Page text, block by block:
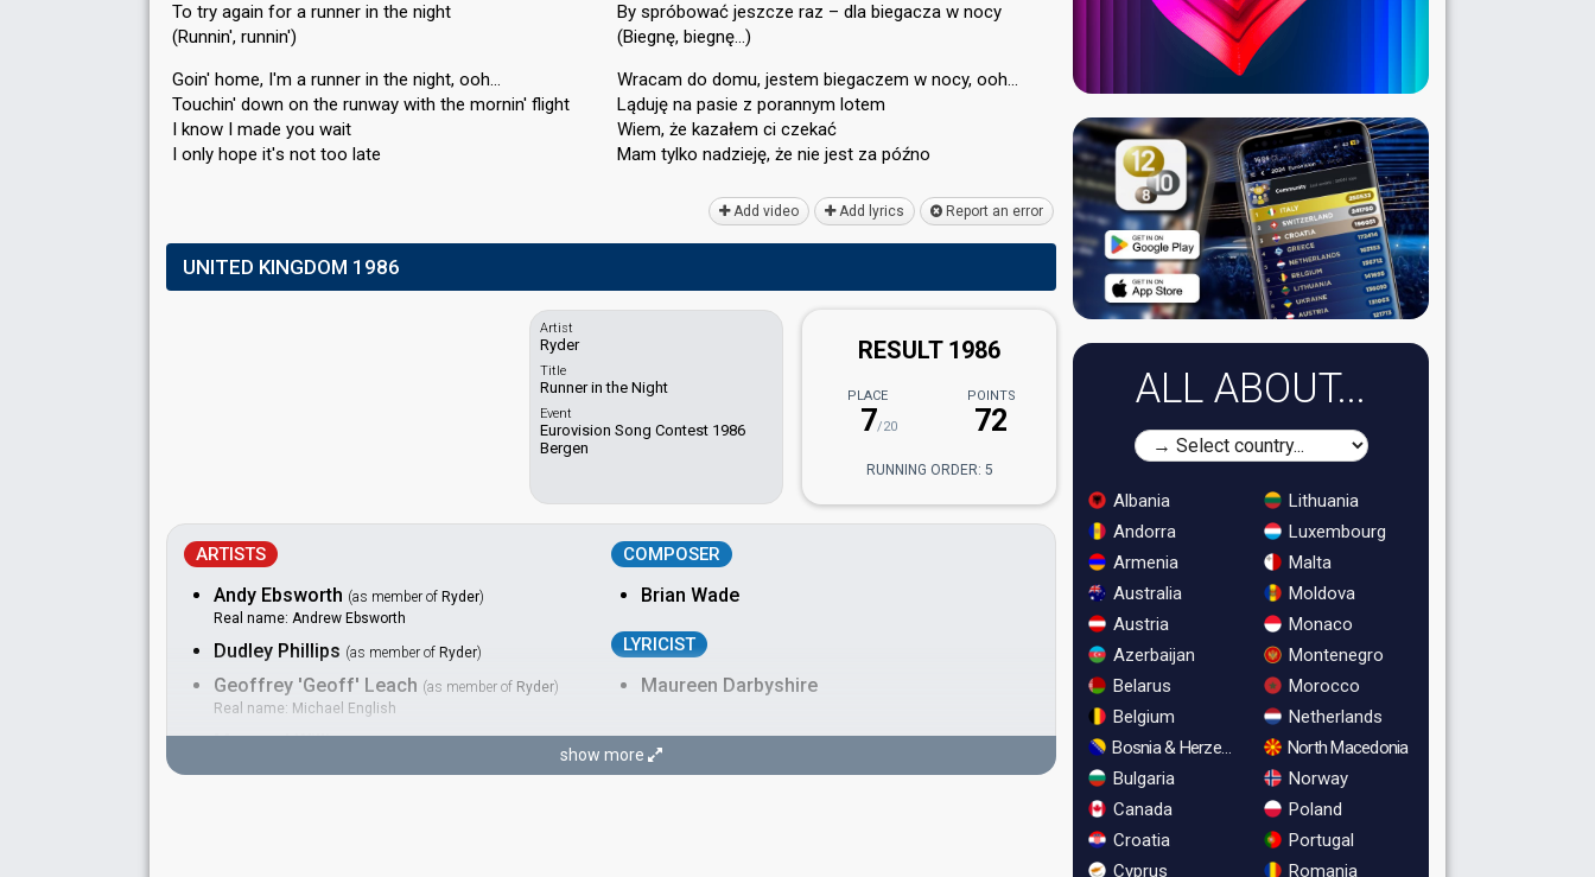
To try again for a runner in the night
(Runnin', runnin')
Goin' home, I'm a runner in the night, ooh…
Touchin' down on the runway with the mornin' flight
I know I made you wait
I only hope it'ѕ not too lаte
By spróbować jeszcze raz – dla biegacza w nocy
(Biegnę, biegnę…)
Wracam do domu, jestem biegaczem w nocy, ooh…
Ląduję na pasie z porannym lotem
Wiem, że kazałem ci czekać
Mam tylko nadzieję, że nie jeѕt zа późno
Add video Add lyrics Report an error
UNITED KINGDOM 1986
Artist
Ryder
Title
Runner in the Night
Event
Eurovision Song Contest 1986
Bergen
RESULT 1986
PLACE
7/20
POINTS
72
RUNNING ORDER: 5
ARTISTS
Andy Ebsworth (as member of Ryder)
Real name: Andrew Ebsworth
Dudley Phillips (as member of Ryder)
Geoffrey 'Geoff' Leach (as member of Ryder)
Real name: Michael English
Maynard Williams
COMPOSER
Brian Wade
LYRICIST
Maureen Darbyshire
show more
ALL ABOUT...
Albania
Andorra
Armenia
Australia
Austria
Azerbaijan
Belarus
Belgium
Bosnia & Herzegovina
Bulgaria
Canada
Croatia
Cyprus
Lithuania
Luxembourg
Malta
Moldova
Monaco
Montenegro
Morocco
Netherlands
North Macedonia
Norway
Poland
Portugal
Romania